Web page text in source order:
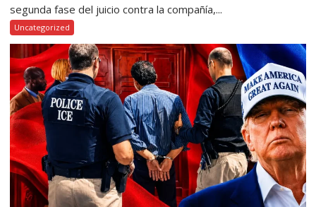
segunda fase del juicio contra la compañía,...
Uncategorized